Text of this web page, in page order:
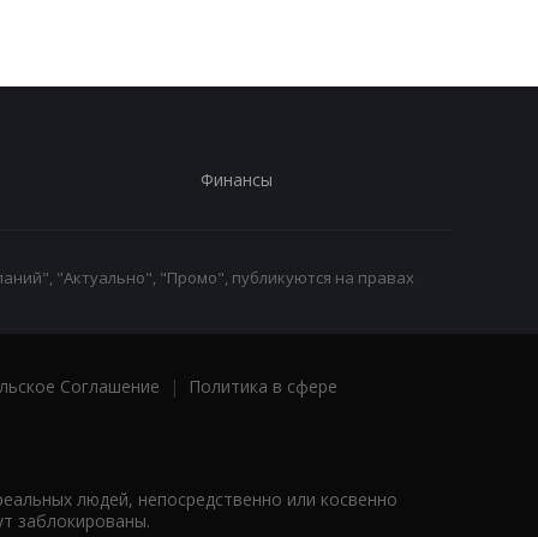
Финансы
"Актуально", "Промо", публикуются на правах
Соглашение |
Политика в сфере
людей, непосредственно или косвенно
заблокированы.